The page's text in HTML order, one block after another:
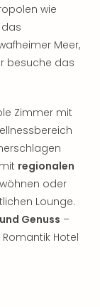
wie
das
Meer,
besuche das
Zimmer mit
regionalen
oder
Lounge.
Genuss –
Hotel